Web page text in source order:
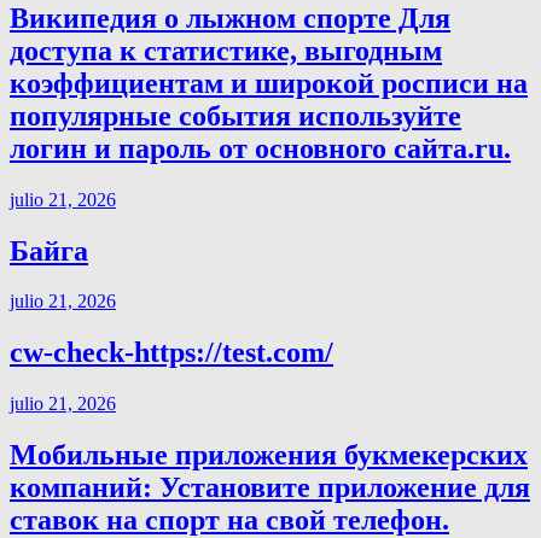
Википедия о лыжном спорте Для
доступа к статистике, выгодным
коэффициентам и широкой росписи на
популярные события используйте
логин и пароль от основного сайта.ru.
julio 21, 2026
Байга
julio 21, 2026
cw-check-https://test.com/
julio 21, 2026
Мобильные приложения букмекерских
компаний: Установите приложение для
ставок на спорт на свой телефон.